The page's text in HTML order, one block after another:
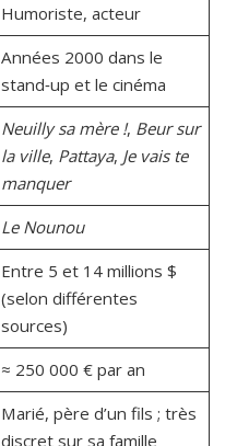
Humoriste, acteur
Années 2000 dans le
stand‑up et le cinéma
Neuilly sa mère !, Beur sur
la ville, Pattaya, Je vais te
manquer
Le Nounou
Entre 5 et 14 millions $
(selon différentes
sources)
≈ 250 000 € par an
Marié, père d’un fils ; très
discret sur sa famille